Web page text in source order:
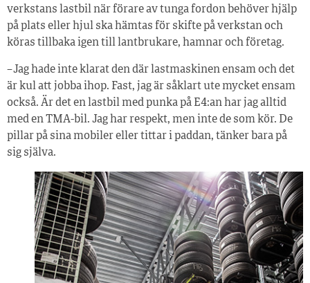
verkstans lastbil när förare av tunga fordon behöver hjälp
på plats eller hjul ska hämtas för skifte på verkstan och
köras tillbaka igen till lantbrukare, hamnar och företag.
– Jag hade inte klarat den där lastmaskinen ensam och det
är kul att jobba ihop. Fast, jag är såklart ute mycket ensam
också. Är det en lastbil med punka på E4:an har jag alltid
med en TMA-bil. Jag har respekt, men inte de som kör. De
pillar på sina mobiler eller tittar i paddan, tänker bara på
sig själva.